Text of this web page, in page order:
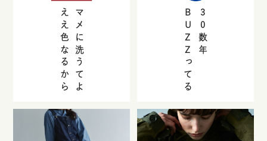
マメに洗うてよ
ええ色なるから
30
数年
BUZZ
ってる